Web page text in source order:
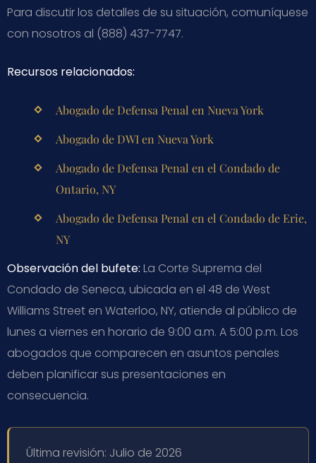
Para discutir los detalles de su situación, comuníquese
con nosotros al (888) 437-7747.
Recursos relacionados:
Abogado de Defensa Penal en Nueva York
Abogado de DWI en Nueva York
Abogado de Defensa Penal en el Condado de
Ontario, NY
Abogado de Defensa Penal en el Condado de Erie,
NY
Observación del bufete: La Corte Suprema del
Condado de Seneca, ubicada en el 48 de West
Williams Street en Waterloo, NY, atiende al público de
lunes a viernes en horario de 9:00 a.m. A 5:00 p.m. Los
abogados que comparecen en asuntos penales
deben planificar sus presentaciones en
consecuencia.
Última revisión: Julio de 2026